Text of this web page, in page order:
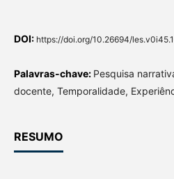
DOI: https://doi.org/10.26694/
Palavras-chave: Pesquisa
docente, Temporalidade,
RESUMO